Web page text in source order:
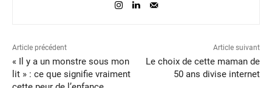
Article précédent
« Il y a un monstre sous mon
lit » : ce que signifie vraiment
Article suivant
Le choix de cette maman de
50 ans divise internet